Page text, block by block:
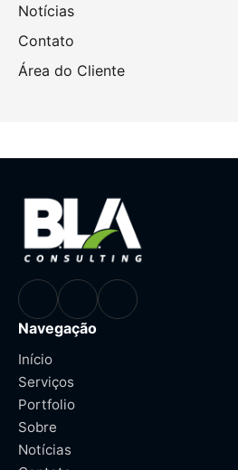
Notícias
Contato
Área do Cliente
Navegação
Início
Serviços
Portfolio
Sobre
Notícias